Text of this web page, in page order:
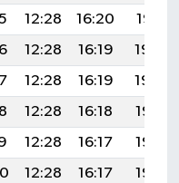
12:28 16:20
19:31
12:28 16:19
19:30
12:28 16:19
19:29
12:28 16:18
19:28
12:28 16:17
19:26
12:28 16:17
19:25